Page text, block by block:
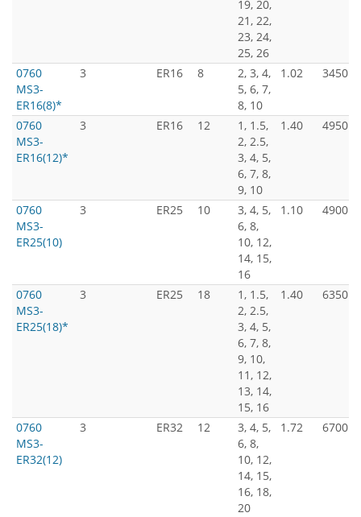
19, 20,
21, 22,
23, 24,
25, 26
0760
MS3-
ER16(8)*
3 ER16 8
2, 3, 4,
5, 6, 7,
8, 10
1.02 3450
0760
MS3-
ER16(12)*
3 ER16 12
1, 1.5,
2, 2.5,
3, 4, 5,
6, 7, 8,
9, 10
1.40 4950
0760
MS3-
ER25(10)
3 ER25 10
3, 4, 5,
6, 8,
10, 12,
14, 15,
16
1.10 4900
0760
MS3-
ER25(18)*
3 ER25 18
1, 1.5,
2, 2.5,
3, 4, 5,
6, 7, 8,
9, 10,
11, 12,
13, 14,
15, 16
1.40 6350
0760
MS3-
ER32(12)
3 ER32 12
3, 4, 5,
6, 8,
10, 12,
14, 15,
16, 18,
20
1.72 6700